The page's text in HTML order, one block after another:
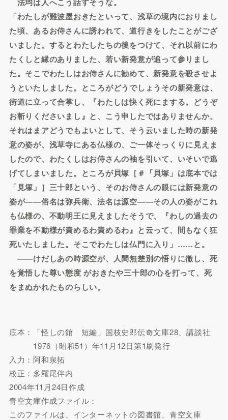
「わたしが難波屋おきたといって、浅草の境内におりまし
た頃、あるお侍さんに誘われて、道行きをしたことがござ
いました。するとわたしたちの後をつけて、それ以前にわ
たくしと縁のありました、若い新発意が追って参りまし
た。そこでわたしはお侍さんに勧めて、新発意を殺させよ
うといたしました。ところがどうでしょうその新発意は、
街道に立って合掌し、『わたしは快く死にまする。どうぞ
お斬りくださいまし』と、こう申したではありませんか。
それはまアどうでもよいとして、そう云いました時の新発
意の姿が、浅草寺にある仏様の、ご一体そっくりに見えま
したので、わたくしはお侍さんの袖を引いて、いそいで逃
げてしまいました。ところが貝塚［＃「貝塚」は底本では
「見塚」］三十郎という、そのお侍さんの眼には新発意の
姿が――俗名は弥兵衛、法名は源空――その人の姿がこれ
も仏様の、不動明王に見えましたそうで、『わしの過去の
罪業を不動様が責めるわ責めるわ』と云って、間もなく狂
死いたしました。そこでわたしは仏門に入り」……と。
――けだしあの時源空が、人間無差別の悟りに徹し、死
を覚悟した尊い態度 がおきたや三十郎の心を打って、死
をまぬかれたものらしい。
底本：「怪しの館 短編」国枝史郎伝奇文庫28、講談社
1976（昭和51）年11月12日第1刷発行
入力：阿和泉拓
校正：多羅尾伴内
2004年11月24日作成
青空文庫作成ファイル：
このファイルは、インターネットの図書館、青空文庫